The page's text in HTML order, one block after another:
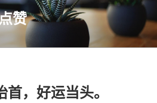
赞
，好运当头。